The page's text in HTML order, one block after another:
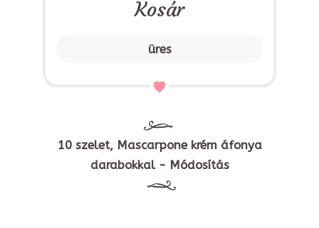
Kosár
üres
10 szelet, Mascarpone krém áfonya
darabokkal - Módosítás